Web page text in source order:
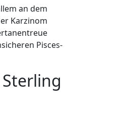
an dem
Karzinom
Pisces-